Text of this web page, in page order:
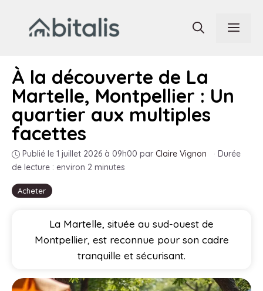
contenu
Acheter
À la découverte de La
Martelle, Montpellier : Un
quartier aux multiples
facettes
Publié le 1 juillet 2026 à 09h00 par Claire Vignon · Durée
de lecture : environ 2 minutes
La Martelle, située au sud-ouest de
Montpellier, est reconnue pour son cadre
tranquille et sécurisant.